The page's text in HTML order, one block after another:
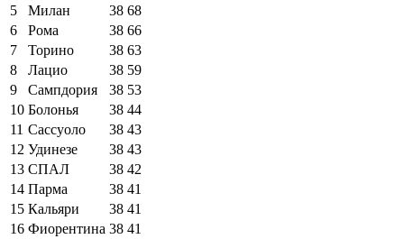
5
Милан 38 68
6
Рома 38 66
7
Торино 38 63
8
Лацио 38 59
9
Сампдория 38 53
10 Болонья 38 44
11 Сассуоло 38 43
12 Удинезе 38 43
13 СПАЛ 38 42
14 Парма 38 41
15 Кальяри 38 41
16 Фиорентина 38 41